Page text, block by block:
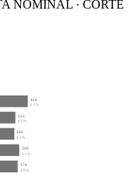
NOMINAL · CORTE
466
6.1%
355
4.6%
346
4.5%
390
5.1%
376
4.9%